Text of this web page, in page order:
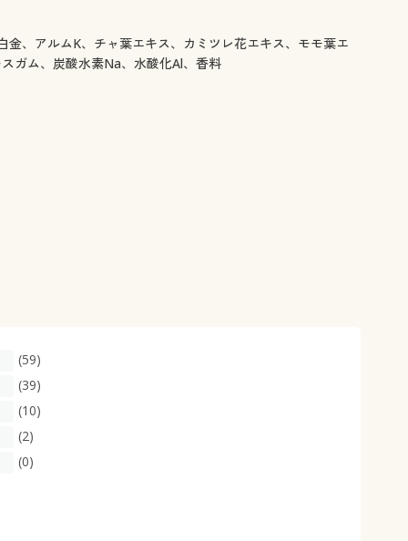
、アルムK、チャ葉エキス、カミツレ花エキス、モモ葉エ
ガム、炭酸水素Na、水酸化Al、香料
(59)
(39)
(10)
(2)
(0)